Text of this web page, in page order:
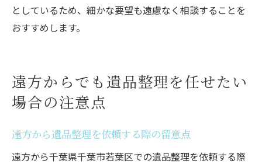
としているため、細かな要望も遠慮なく相談することを
おすすめします。
遠方からでも遺品整理を任せたい
場合の注意点
遠方から遺品整理を依頼する際の留意点
遠方から千葉県千葉市若葉区での遺品整理を依頼する際